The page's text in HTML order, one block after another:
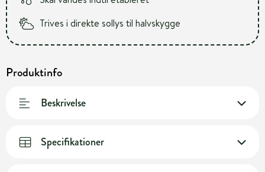
Trives i direkte sollys til halvskygge
Produktinfo
Beskrivelse
Specifikationer